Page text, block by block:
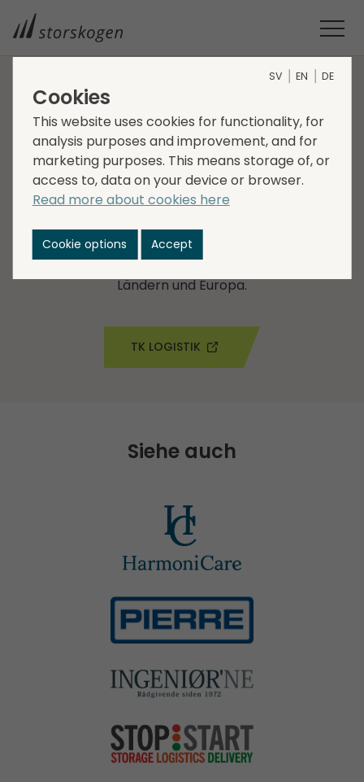
UNTERNEHMEN IM GESCHÄFTS­BEREICH SERVICES
TK Logistik
TK Logistik wurde 2006 gegründet und ist ein
unabhängiger Transportpartner mit Sitz in
Stockholm, Göteborg und Malmö. TK Logistik bietet
flexible, maßgeschneiderte und kostengünstige
Logistiklösungen in Schweden, den nordischen
Ländern und Europa.
TK LOGISTIK
Siehe auch
SV EN DE
Cookies
This website uses cookies for functionality, for
analysis purposes and improvement, and for
marketing purposes. This means storage of, or
access to, data on your device or browser.
Read more about cookies here
Cookie options Accept